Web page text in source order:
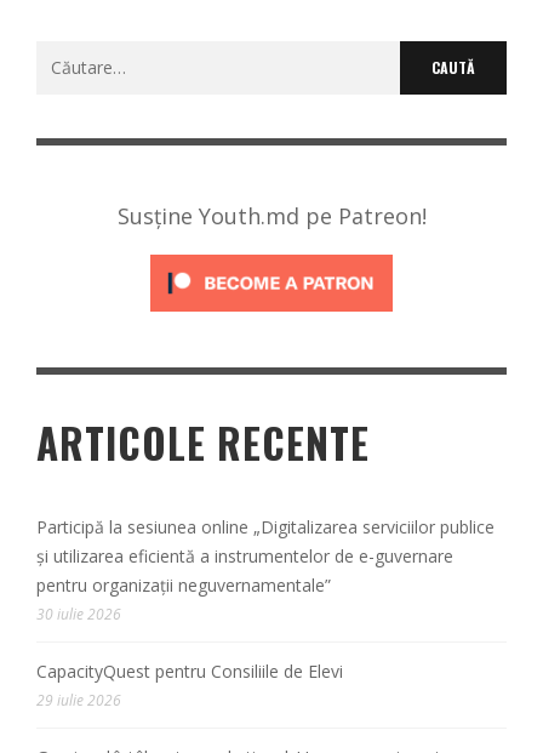
Caută
Susține Youth.md pe Patreon!
ARTICOLE RECENTE
Participă la sesiunea online „Digitalizarea serviciilor publice
și utilizarea eficientă a instrumentelor de e-guvernare
pentru organizații neguvernamentale”
30 iulie 2026
CapacityQuest pentru Consiliile de Elevi
29 iulie 2026